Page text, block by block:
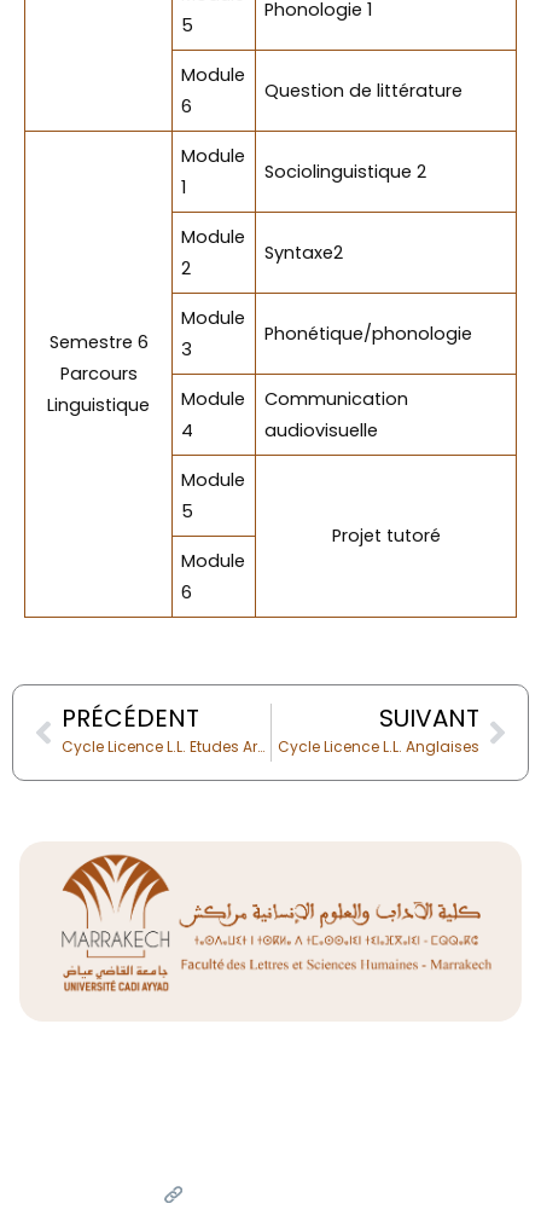
5
Phonologie 1
Module
6
Question de littérature
Semestre 6
Parcours
Linguistique
Module
1
Sociolinguistique 2
Module
2
Syntaxe2
Module
3
Phonétique/phonologie
Module
4
Communication
audiovisuelle
Module
5
Projet tutoré
Module
6
PrevPRÉCÉDENT
Cycle Licence L.L. Etudes Arabes
SUIVANT
Cycle Licence L.L. Anglaises